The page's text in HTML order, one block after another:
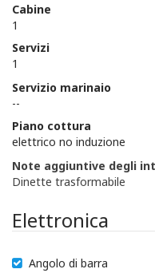
Cabine
1
Servizi
1
Servizio marinaio
--
Piano cottura
elettrico no induzione
Note aggiuntive degli
Dinette trasformabile
Elettronica
Angolo di barra